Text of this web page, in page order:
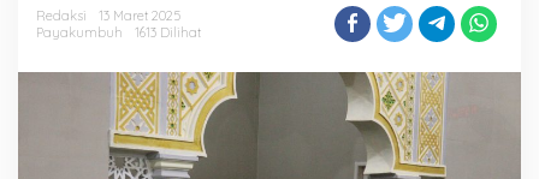
Redaksi
13 Maret 2025
Payakumbuh
1613 Dilihat